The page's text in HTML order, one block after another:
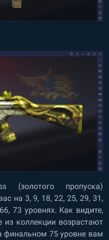
(золотого пропуска)
на 3, 9, 18, 22, 25, 29, 31,
73 уровнях. Как видите,
коллекции возрастают
финальном 75 уровне вам